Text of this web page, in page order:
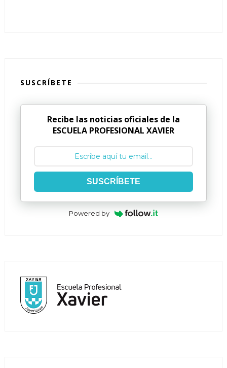
SUSCRÍBETE
Recibe las noticias oficiales de la
ESCUELA PROFESIONAL XAVIER
SUSCRÍBETE
Powered by